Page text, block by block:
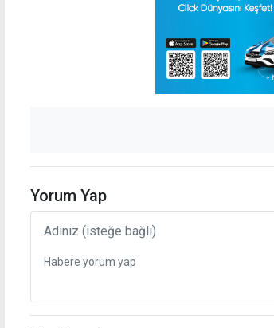
Yorum Yap